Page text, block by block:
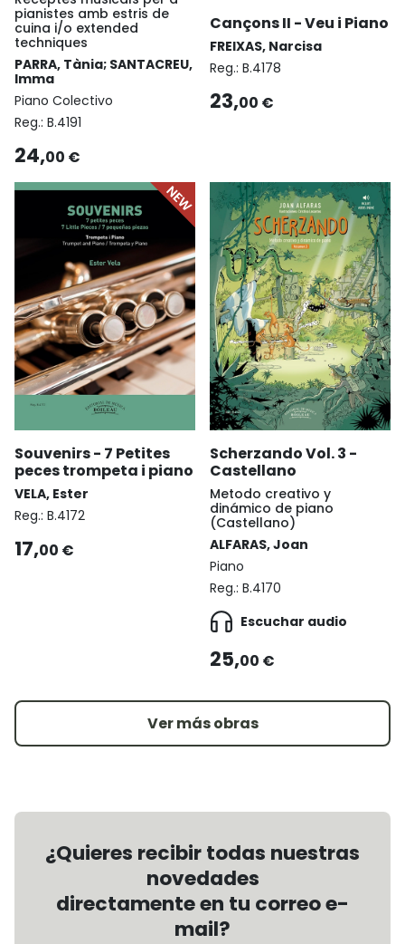
pianistes amb estris de
cuina i/o extended
techniques
PARRA, Tània; SANTACREU,
Imma
Piano Colectivo
Reg.: B.4191
24,00 €
Cançons II - Veu i Piano
FREIXAS, Narcisa
Reg.: B.4178
23,00 €
Souvenirs - 7 Petites
peces trompeta i piano
VELA, Ester
Reg.: B.4172
17,00 €
Scherzando Vol. 3 -
Castellano
Metodo creativo y
dinámico de piano
(Castellano)
ALFARAS, Joan
Piano
Reg.: B.4170
Escuchar audio
25,00 €
Ver más obras
¿Quieres recibir todas nuestras
novedades
directamente en tu correo e-
mail?